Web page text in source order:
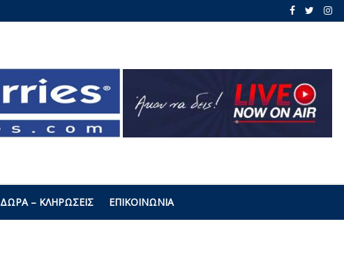
ΔΏΡΑ – ΚΛΗΡΏΣΕΙΣ ΕΠΙΚΟΙΝΩΝΊΑ